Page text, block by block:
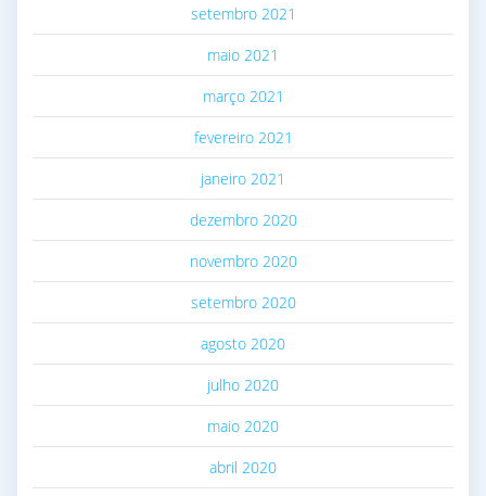
setembro 2021
maio 2021
março 2021
fevereiro 2021
janeiro 2021
dezembro 2020
novembro 2020
setembro 2020
agosto 2020
julho 2020
maio 2020
abril 2020